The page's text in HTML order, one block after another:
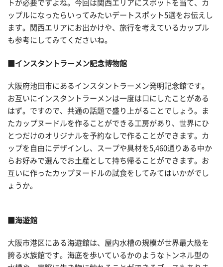
トが必要ですよね。今回は関西エリアにスポットを当て、カ
ップルになったらいってみたいデートスポット5選をお伝えし
ます。関西エリアにお出かけや、旅行を考えているカップル
も参考にしてみてくださいね。
■インスタントラーメン記念博物館
大阪府池田市にあるインスタントラーメン発明記念館です。
お互いにインスタントラーメンは一度は口にしたことがある
はず。ですので、共通の話題で盛り上がることでしょう。ま
たカップヌードルを作ることができる工房があり、世界にひ
とつだけのオリジナルを予約なしで作ることができます。カ
ップを自由にデザインし、スープや具材を5,460通りある中か
らお好みで選んでお土産として持ち帰ることができます。お
互いに作ったカップヌードルの試食をしてみてはいかがでし
ょうか。
■海遊館
大阪市港区にある海遊館は、屋内水槽の規模が世界最大級を
誇る水族館です。海底を歩いているかのようなトンネル型の